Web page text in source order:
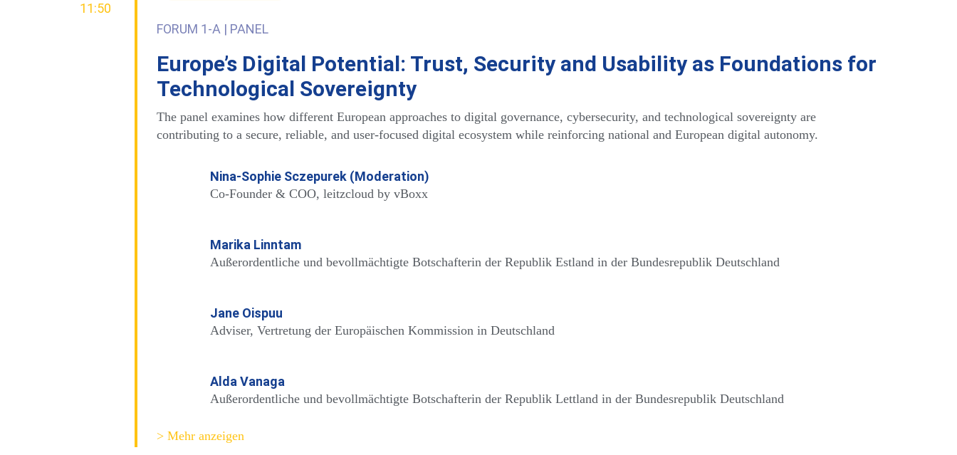
11:50
FORUM 1-A | PANEL
Europe’s Digital Potential: Trust, Security and Usability as Foundations for
Technological Sovereignty
The panel examines how different European approaches to digital governance, cybersecurity, and technological sovereignty are
contributing to a secure, reliable, and user-focused digital ecosystem while reinforcing national and European digital autonomy.
Nina-Sophie Sczepurek (Moderation)
Co-Founder & COO, leitzcloud by vBoxx
Marika Linntam
Außerordentliche und bevollmächtigte Botschafterin der Republik Estland in der Bundesrepublik Deutschland
Jane Oispuu
Adviser, Vertretung der Europäischen Kommission in Deutschland
Alda Vanaga
Außerordentliche und bevollmächtigte Botschafterin der Republik Lettland in der Bundesrepublik Deutschland
> Mehr anzeigen